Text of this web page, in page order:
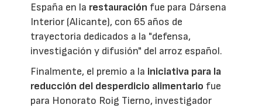
España en la restauración fue para Dársena
Interior (Alicante), con 65 años de
trayectoria dedicados a la "defensa,
investigación y difusión" del arroz español.
Finalmente, el premio a la iniciativa para la
reducción del desperdicio alimentario fue
para Honorato Roig Tierno, investigador